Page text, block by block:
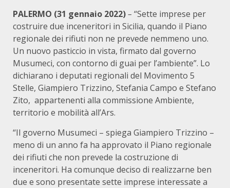
PALERMO (31 gennaio 2022)– “Sette imprese per
costruire due inceneritori in Sicilia, quando il Piano
regionale dei rifiuti non ne prevede nemmeno uno.
Un nuovo pasticcio in vista, firmato dal governo
Musumeci, con contorno di guai per l’ambiente”. Lo
dichiarano i deputati regionali del Movimento 5
Stelle, Giampiero Trizzino, Stefania Campo e Stefano
Zito, appartenenti alla commissione Ambiente,
territorio e mobilità all’Ars.
“Il governo Musumeci – spiega Giampiero Trizzino –
meno di un anno fa ha approvato il Piano regionale
dei rifiuti che non prevede la costruzione di
inceneritori. Ha comunque deciso di realizzarne ben
due e sono presentate sette imprese interessate a